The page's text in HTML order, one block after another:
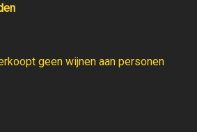
geen wijnen aan personen